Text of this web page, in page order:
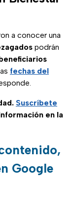
a conocer una
podrán
fechas del
Suscríbete
en la
Google